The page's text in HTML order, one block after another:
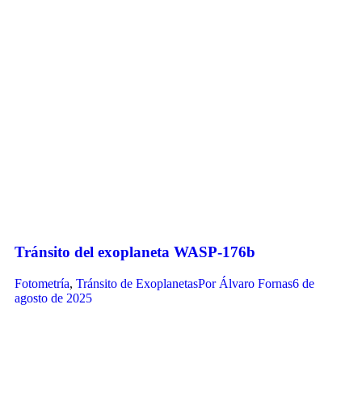
Tránsito del exoplaneta WASP-176b
Fotometría, Tránsito de ExoplanetasPor Álvaro Fornas6 de
agosto de 2025